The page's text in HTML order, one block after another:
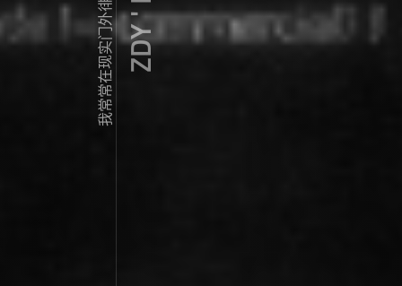
我常常在现实门外徘徊...